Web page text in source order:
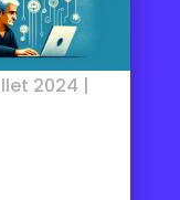
2024 |